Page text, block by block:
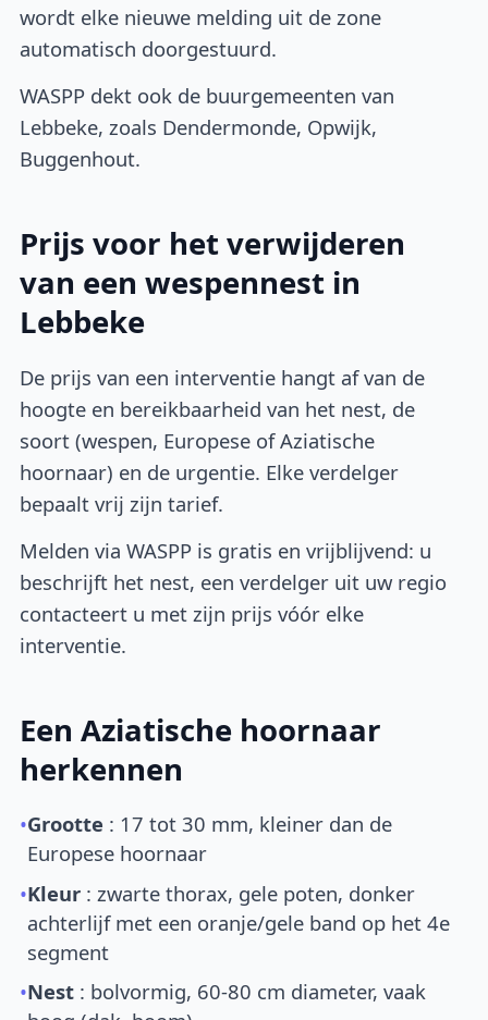
wordt elke nieuwe melding uit de zone
automatisch doorgestuurd.
WASPP dekt ook de buurgemeenten van
Lebbeke, zoals Dendermonde, Opwijk,
Buggenhout.
Prijs voor het verwijderen
van een wespennest in
Lebbeke
De prijs van een interventie hangt af van de
hoogte en bereikbaarheid van het nest, de
soort (wespen, Europese of Aziatische
hoornaar) en de urgentie. Elke verdelger
bepaalt vrij zijn tarief.
Melden via WASPP is gratis en vrijblijvend: u
beschrijft het nest, een verdelger uit uw regio
contacteert u met zijn prijs vóór elke
interventie.
Een Aziatische hoornaar
herkennen
•Grootte : 17 tot 30 mm, kleiner dan de
Europese hoornaar
•Kleur : zwarte thorax, gele poten, donker
achterlijf met een oranje/gele band op het 4e
segment
•Nest : bolvormig, 60-80 cm diameter, vaak